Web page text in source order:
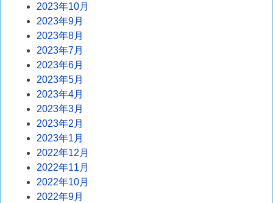
2023年10月
2023年9月
2023年8月
2023年7月
2023年6月
2023年5月
2023年4月
2023年3月
2023年2月
2023年1月
2022年12月
2022年11月
2022年10月
2022年9月